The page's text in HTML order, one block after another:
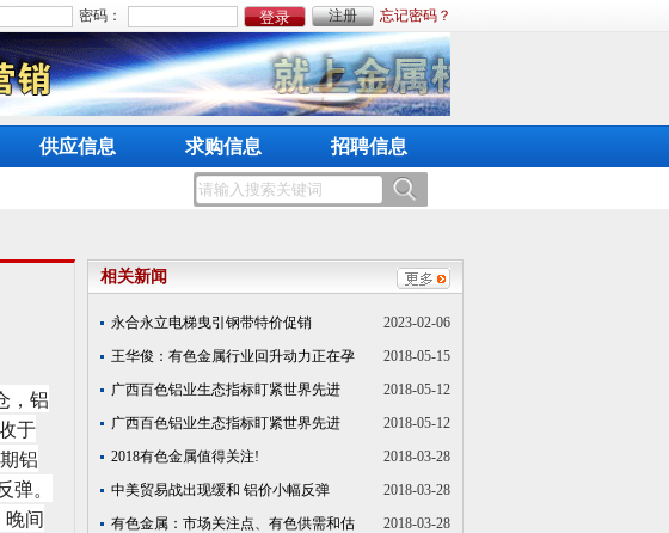
密码： 注册 忘记密码？
供应信息 求购信息 招聘信息
，铝
于
铝
。
间
相关新闻
2023-02-06
永合永立电梯曳引钢带特价促销
2018-05-15
王华俊：有色金属行业回升动力正在孕
2018-05-12
广西百色铝业生态指标盯紧世界先进
2018-05-12
广西百色铝业生态指标盯紧世界先进
2018-03-28
2018有色金属值得关注!
2018-03-28
中美贸易战出现缓和 铝价小幅反弹
2018-03-28
有色金属：市场关注点、有色供需和估